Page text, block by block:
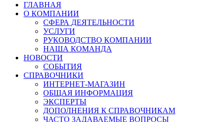
ГЛАВНАЯ
О КОМПАНИИ
СФЕРА ДЕЯТЕЛЬНОСТИ
УСЛУГИ
РУКОВОДСТВО КОМПАНИИ
НАША КОМАНДА
НОВОСТИ
СОБЫТИЯ
СПРАВОЧНИКИ
ИНТЕРНЕТ-МАГАЗИН
ОБЩАЯ ИНФОРМАЦИЯ
ЭКСПЕРТЫ
ДОПОЛНЕНИЯ К СПРАВОЧНИКАМ
ЧАСТО ЗАДАВАЕМЫЕ ВОПРОСЫ